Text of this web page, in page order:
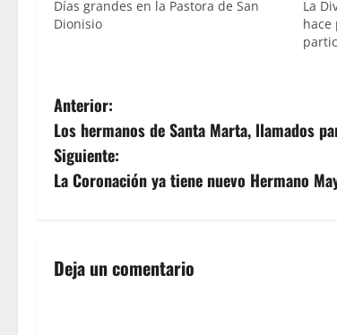
Días grandes en la Pastora de San
Dionisio
La
hace
N
a
v
g
Anterior:
Los hermanos de Santa Marta, llamados
Siguiente:
La Coronación ya tiene nuevo Hermano
Deja un comentario